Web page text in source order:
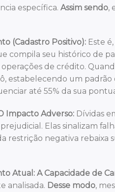
específica. Assim sendo,
(Cadastro Positivo): Este é,
compila seu histórico de
de crédito.
estabelecendo um
até 55% da sua
Impacto Adverso: Dívidas
Elas sinalizam
restrição negativa rebaixa
Atual: A Capacidade de
analisada. Desse modo,